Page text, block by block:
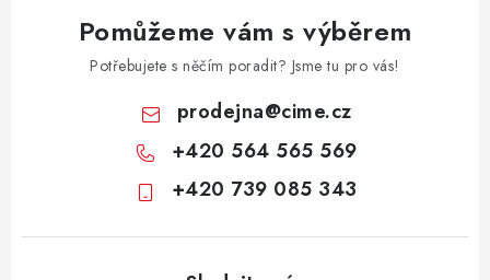
Pomůžeme vám s výběrem
Potřebujete s něčím poradit? Jsme tu pro vás!
prodejna@cime.cz
+420 564 565 569
+420 739 085 343